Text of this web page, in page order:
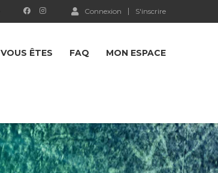
Connexion S'inscrire
VOUS ÊTES FAQ MON ESPACE